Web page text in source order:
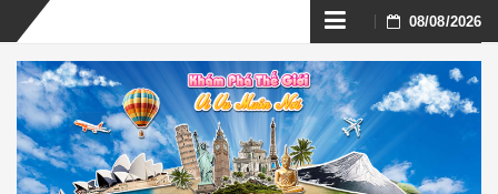
Skip
to
content
08/08/2026